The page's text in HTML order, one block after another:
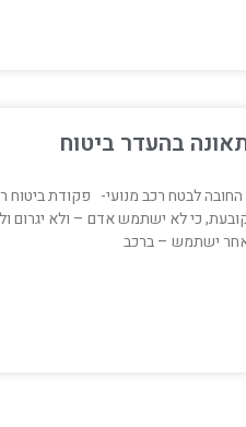
בהעדר ביטוח
החובה לבטח רכב מנועי- פקודת ביטוח
כי לא ישתמש אדם – ולא יגרום
ישתמש – ברכב